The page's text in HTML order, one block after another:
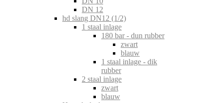
DN 12
hd slang DN12 (1/2)
1 staal inlage
180 bar - dun rubber
zwart
blauw
1 staal inlage - dik
rubber
2 staal inlage
zwart
blauw